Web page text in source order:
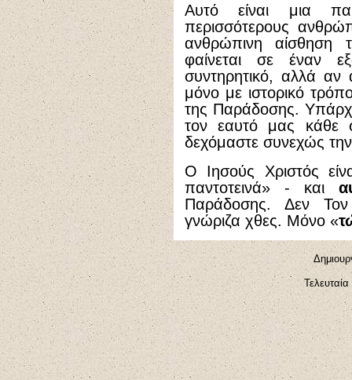
Αυτό είναι μια
περισσότερους
ανθρώπινη αίσθηση
φαίνεται σε έναν
συντηρητικό, αλλά αν
μόνο με ιστορικό
της Παράδοσης.
τον εαυτό μας κάθε
δεχόμαστε συνεχώς
Ο Ιησούς Χριστός
παντοτεινά» - και
Παράδοσης. Δεν
γνώριζα χθες. Μόνο «